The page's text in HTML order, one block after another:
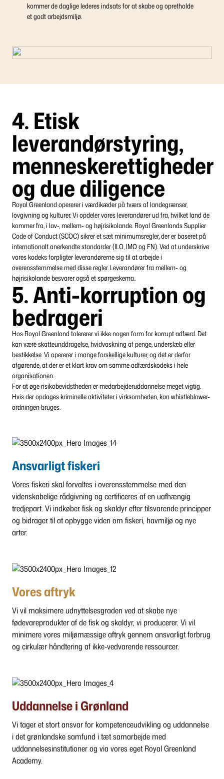
kommer de daglige lederes indsats for at skabe og opretholde
et godt arbejdsmiljø.
4. Etisk
leverandørstyring,
menneskerettigheder
og due diligence
Royal Greenland opererer i værdikæder på tværs af landegrænser,
lovgivning og kulturer. Vi opdeler vores leverandører ud fra, hvilket land de
kommer fra, i lav-, mellem- og højrisikolande. Royal Greenlands Supplier
Code of Conduct (SCOC) sikrer et sæt minimumsregler, der er baseret på
internationalt anerkendte standarder (ILO, IMO og FN). Ved at underskrive
vores kodeks forpligter leverandørerne sig til at arbejde i
overensstemmelse med disse regler. Leverandører fra mellem- og
højrisikolande besvarer også et spørgeskema.
5. Anti-korruption og
bedrageri
Hos Royal Greenland tolererer vi ikke nogen form for korrupt adfærd. Det
kan være skatteunddragelse, hvidvaskning af penge, underslæb eller
bestikkelse. Vi opererer i mange forskellige kulturer, og det er derfor
afgørende, at der er et klart krav om samme adfærdskodeks i hele
organisationen.
For at øge risikobevidstheden er medarbejderuddannelse meget vigtig.
Hvis der opdages kriminelle aktiviteter i virksomheden, kan whistleblower-
ordningen bruges.
Ansvarligt fiskeri
Vores fiskeri skal forvaltes i overensstemmelse med den
videnskabelige rådgivning og certificeres af en uafhængig
tredjepart. Vi indkøber fisk og skaldyr efter tilsvarende principper
og bidrager til at opbygge viden om fiskeri, havmiljø og nye
arter.
Vores aftryk
Vi vil maksimere udnyttelsesgraden ved at skabe nye
fødevareprodukter af de fisk og skaldyr, vi producerer. Vi vil
minimere vores miljømæssige aftryk gennem ansvarligt forbrug
og cirkulær håndtering af ikke-vedvarende ressourcer.
Uddannelse i Grønland
Vi tager et stort ansvar for kompetenceudvikling og uddannelse
i det grønlandske samfund i tæt samarbejde med
uddannelsesinstitutioner og via vores eget Royal Greenland
Academy.